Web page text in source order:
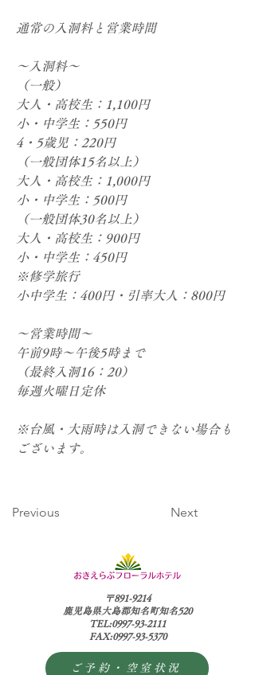
通常の入洞料と営業時間
～入洞料～
（一般）
大人・高校生：1,100円
小・中学生：550円
4・5歳児：220円
（一般団体15名以上）
大人・高校生：1,000円
小・中学生：500円
（一般団体30名以上）
大人・高校生：900円
小・中学生：450円
※修学旅行​
小中学生：400円・引率大人：800円
～営業時間～
午前9時～午後5時まで
（最終入洞16：20）
毎週火曜日定休
​※台風・大雨時は入洞できない場合も
ございます。
Previous Next
〒891-9214
鹿児島県大島郡知名町知名520
TEL:0997-93-2111
FAX:0997-93-5370
ご予約・空室状況